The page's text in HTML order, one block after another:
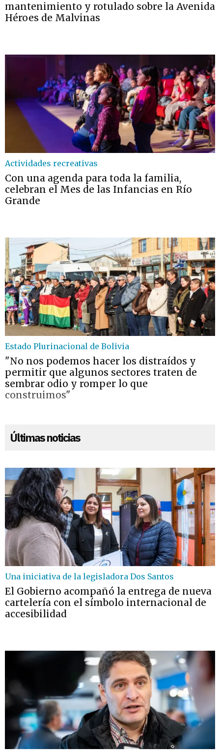
mantenimiento y rotulado sobre la Avenida
Héroes de Malvinas
Actividades recreativas
Con una agenda para toda la familia,
celebran el Mes de las Infancias en Río
Grande
Estado Plurinacional de Bolivia
"No nos podemos hacer los distraídos y
permitir que algunos sectores traten de
sembrar odio y romper lo que
construimos"
Últimas noticias
Una iniciativa de la legisladora Dos Santos
El Gobierno acompañó la entrega de nueva
cartelería con el símbolo internacional de
accesibilidad